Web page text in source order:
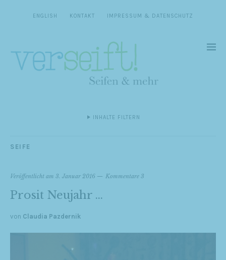
ENGLISH KONTAKT IMPRESSUM & DATENSCHUTZ
INHALTE FILTERN
SEIFE
Veröffentlicht am 3. Januar 2016 Kommentare 3
Prosit Neujahr …
von Claudia Pazdernik